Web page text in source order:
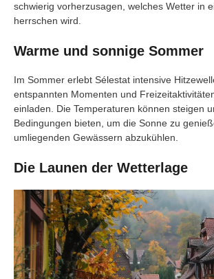
schwierig vorherzusagen, welches Wetter in
herrschen wird.
Warme und sonnige Sommer
Im Sommer erlebt Sélestat intensive
entspannten Momenten und
einladen. Die Temperaturen können steigen
Bedingungen bieten, um die Sonne zu
umliegenden Gewässern abzukühlen.
Die Launen der Wetterlage